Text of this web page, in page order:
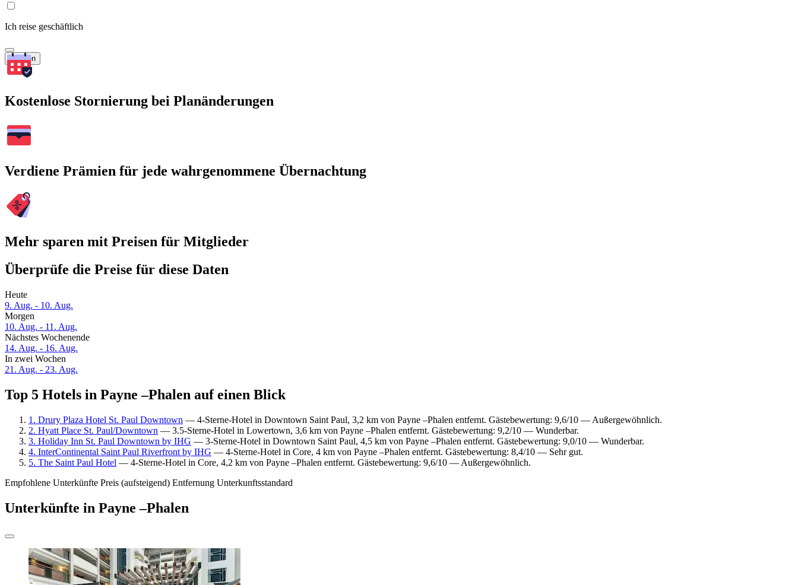
Ich reise geschäftlich
Suchen
Kostenlose Stornierung bei Planänderungen
Verdiene Prämien für jede wahrgenommene Übernachtung
Mehr sparen mit Preisen für Mitglieder
Überprüfe die Preise für diese Daten
Heute
9. Aug. - 10. Aug.
Morgen
10. Aug. - 11. Aug.
Nächstes Wochenende
14. Aug. - 16. Aug.
In zwei Wochen
21. Aug. - 23. Aug.
Top 5 Hotels in Payne –Phalen auf einen Blick
1. Drury Plaza Hotel St. Paul Downtown — 4-Sterne-Hotel in Downtown Saint Paul, 3,2 km von Payne –Phalen entfernt. Gästebewertung: 9,6/10 — Außergewöhnlich.
2. Hyatt Place St. Paul/Downtown — 3.5-Sterne-Hotel in Lowertown, 3,6 km von Payne –Phalen entfernt. Gästebewertung: 9,2/10 — Wunderbar.
3. Holiday Inn St. Paul Downtown by IHG — 3-Sterne-Hotel in Downtown Saint Paul, 4,5 km von Payne –Phalen entfernt. Gästebewertung: 9,0/10 — Wunderbar.
4. InterContinental Saint Paul Riverfront by IHG — 4-Sterne-Hotel in Core, 4 km von Payne –Phalen entfernt. Gästebewertung: 8,4/10 — Sehr gut.
5. The Saint Paul Hotel — 4-Sterne-Hotel in Core, 4,2 km von Payne –Phalen entfernt. Gästebewertung: 9,6/10 — Außergewöhnlich.
Empfohlene Unterkünfte Preis (aufsteigend) Entfernung Unterkunftsstandard
Unterkünfte in Payne –Phalen